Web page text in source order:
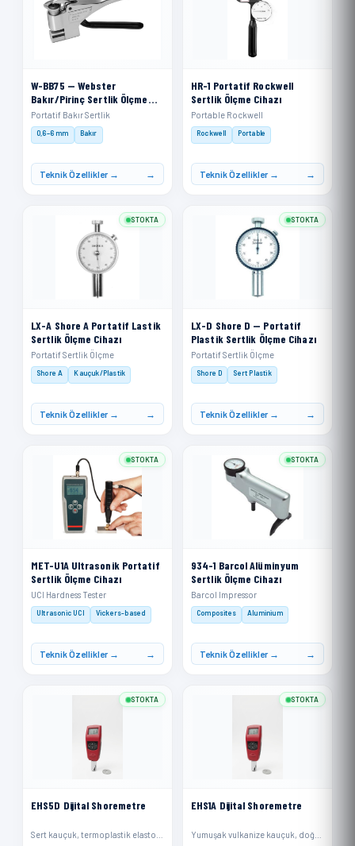
W-BB75 — Webster
Bakır/Pirinç Sertlik Ölçme
Cihazı
Portatif Bakır Sertlik
0,6–6 mm Bakır
Teknik Özellikler →
HR-1 Portatif Rockwell
Sertlik Ölçme Cihazı
Portable Rockwell
Rockwell Portable
Teknik Özellikler →
LX-A Shore A Portatif Lastik
Sertlik Ölçme Cihazı
Portatif Sertlik Ölçme
Shore A Kauçuk/Plastik
Teknik Özellikler →
STOKTA
LX-D Shore D — Portatif
Plastik Sertlik Ölçme Cihazı
Portatif Sertlik Ölçme
Shore D Sert Plastik
Teknik Özellikler →
STOKTA
MET-U1A Ultrasonik Portatif
Sertlik Ölçme Cihazı
UCI Hardness Tester
Ultrasonic UCI Vickers-based
Teknik Özellikler →
STOKTA
934-1 Barcol Alüminyum
Sertlik Ölçme Cihazı
Barcol Impressor
Composites Aluminium
Teknik Özellikler →
STOKTA
EHS5D Dijital Shoremetre
STOKTA
EHS1A Dijital Shoremetre
STOKTA